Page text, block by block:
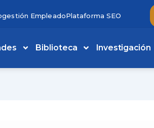
EmpleadoPlataforma SEO
Biblioteca Investigación